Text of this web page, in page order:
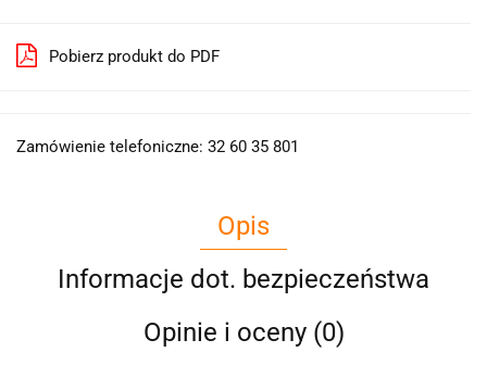
Pobierz produkt do PDF
Zamówienie telefoniczne: 32 60 35 801
Opis
Informacje dot. bezpieczeństwa
Opinie i oceny (0)